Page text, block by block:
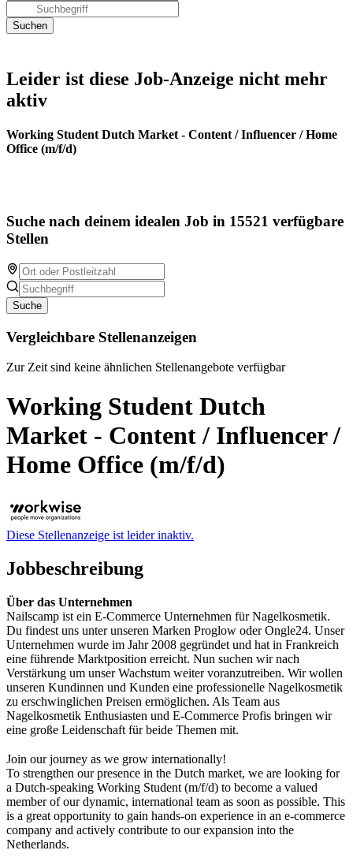
Leider ist diese Job-Anzeige nicht mehr
aktiv
Working Student Dutch Market - Content / Influencer / Home
Office (m/f/d)
Suche nach deinem idealen Job in 15521 verfügbare
Stellen
Suche
Vergleichbare Stellenanzeigen
Zur Zeit sind keine ähnlichen Stellenangebote verfügbar
Working Student Dutch
Market - Content / Influencer /
Home Office (m/f/d)
Diese Stellenanzeige ist leider inaktiv.
Jobbeschreibung
Über das Unternehmen
Nailscamp ist ein E-Commerce Unternehmen für Nagelkosmetik.
Du findest uns unter unseren Marken Proglow oder Ongle24. Unser
Unternehmen wurde im Jahr 2008 gegründet und hat in Frankreich
eine führende Marktposition erreicht. Nun suchen wir nach
Verstärkung um unser Wachstum weiter voranzutreiben. Wir wollen
unseren Kundinnen und Kunden eine professionelle Nagelkosmetik
zu erschwinglichen Preisen ermöglichen. Als Team aus
Nagelkosmetik Enthusiasten und E-Commerce Profis bringen wir
eine große Leidenschaft für beide Themen mit.
Join our journey as we grow internationally!
To strengthen our presence in the Dutch market, we are looking for
a Dutch-speaking Working Student (m/f/d) to become a valued
member of our dynamic, international team as soon as possible. This
is a great opportunity to gain hands-on experience in an e-commerce
company and actively contribute to our expansion into the
Netherlands.